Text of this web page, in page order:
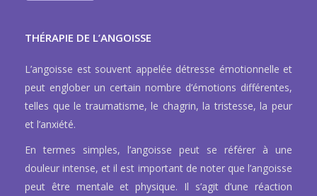
THÉRAPIE DE L’ANGOISSE
L’angoisse est souvent appelée détresse émotionnelle et
peut englober un certain nombre d’émotions différentes,
telles que le traumatisme, le chagrin, la tristesse, la peur
et l’anxiété.
En termes simples, l’angoisse peut se référer à une
douleur intense, et il est important de noter que l’angoisse
peut être mentale et physique. Il s’agit d’une réaction